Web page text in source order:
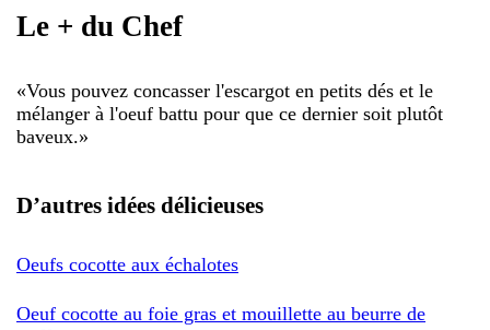
Le + du Chef
«Vous pouvez concasser l'escargot en petits dés et le
mélanger à l'oeuf battu pour que ce dernier soit plutôt
baveux.»
D’autres idées délicieuses
Oeufs cocotte aux échalotes
Oeuf cocotte au foie gras et mouillette au beurre de